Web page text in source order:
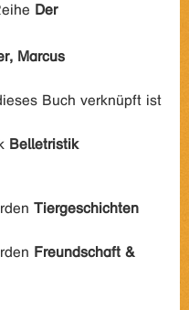
Der
Marcus
Buch verknüpft ist
Belletristik
Tiergeschichten
Freundschaft &